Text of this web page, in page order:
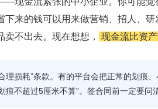
下来的钱可以用来做营销、招人、
不出去。现在想想，
现金流比资
理损耗”条款。有的平台会把正常的划痕
痕不超过5厘米不算”。签合同前一定要问